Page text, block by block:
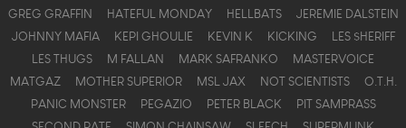
GREG GRAFFIN
HATEFUL MONDAY HELLBATS
JEREMIE DALSTEIN
JOHNNY MAFIA
KEPI GHOULIE KEVIN K KICKING
LES $HERIFF
LES THUGS
M FALLAN MARK SAFRANKO
MASTERVOICE
MATGAZ
MOTHER SUPERIOR MSL JAX NOT SCIENTISTS
O.T.H.
PANIC MONSTER
PEGAZIO PETER BLACK
PIT SAMPRASS